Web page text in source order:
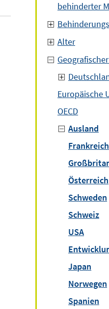
behinderter
Alter
Europäische
OECD
Ausland
Frankreich
Österreich
Schweden
Schweiz
USA
Japan
Norwegen
Spanien